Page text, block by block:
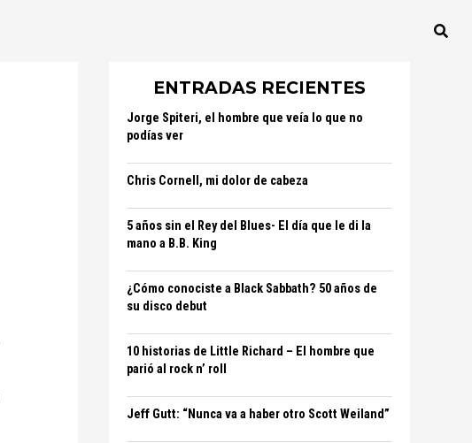
ENTRADAS RECIENTES
Jorge Spiteri, el hombre que veía lo que no
podías ver
Chris Cornell, mi dolor de cabeza
5 años sin el Rey del Blues- El día que le di la
mano a B.B. King
¿Cómo conociste a Black Sabbath? 50 años de
su disco debut
10 historias de Little Richard – El hombre que
parió al rock n’ roll
Jeff Gutt: “Nunca va a haber otro Scott Weiland”